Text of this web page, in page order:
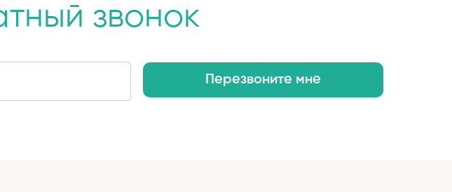
звонок
Перезвоните мне